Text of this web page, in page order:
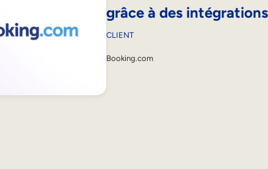
grâce à des
CLIENT
Booking.com